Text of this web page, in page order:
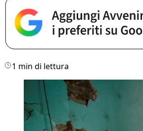
1 min di lettura